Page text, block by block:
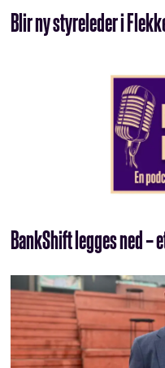
Blir ny styreleder i
BankShift legges ned